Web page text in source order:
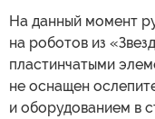
На данный момент
на роботов из
пластинчатыми
не оснащен
и оборудованием в